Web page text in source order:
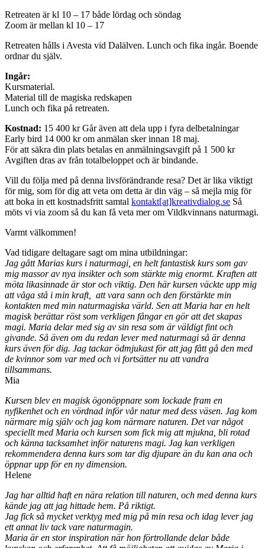
Retreaten är kl 10 – 17 både lördag och söndag
Zoom är mellan kl 10 – 17
Retreaten hålls i Avesta vid Dalälven. Lunch och fika ingår. Boende
ordnar du själv.
Ingår:
Kursmaterial.
Material till de magiska redskapen
Lunch och fika på retreaten.
Kostnad: 15 400 kr Går även att dela upp i fyra delbetalningar
Early bird 14 000 kr om anmälan sker innan 18 maj.
För att säkra din plats betalas en anmälningsavgift på 1 500 kr
Avgiften dras av från totalbeloppet och är bindande.
Vill du följa med på denna livsförändrande resa? Det är lika viktigt
för mig, som för dig att veta om detta är din väg – så mejla mig för
att boka in ett kostnadsfritt samtal kontakt[at]kreativdialog.se Så
möts vi via zoom så du kan få veta mer om Vildkvinnans naturmagi.
Varmt välkommen!
Vad tidigare deltagare sagt om mina utbildningar:
Jag gått Marias kurs i naturmagi, en helt fantastisk kurs som gav
mig massor av nya insikter och som stärkte mig enormt. Kraften att
möta likasinnade är stor och viktig. Den här kursen väckte upp mig
att våga stå i min kraft, att vara sann och den förstärkte min
kontakten med min naturmagiska värld. Sen att Maria har en helt
magisk berättar röst som verkligen fångar en gör att det skapas
magi. Maria delar med sig av sin resa som är väldigt fint och
givande. Så även om du redan lever med naturmagi så är denna
kurs även för dig. Jag tackar ödmjukast för att jag fått gå den med
de kvinnor som var med och vi fortsätter nu att vandra
tillsammans.
Mia
Kursen blev en magisk ögonöppnare som lockade fram en
nyfikenhet och en vördnad inför vår natur med dess väsen. Jag kom
närmare mig själv och jag kom närmare naturen. Det var något
speciellt med Maria och kursen som fick mig att mjukna, bli rotad
och känna tacksamhet inför naturens magi. Jag kan verkligen
rekommendera denna kurs som tar dig djupare än du kan ana och
öppnar upp för en ny dimension.
Helene
Jag har alltid haft en nära relation till naturen, och med denna kurs
kände jag att jag hittade hem. På riktigt.
Jag fick så mycket verktyg med mig på min resa och idag lever jag
ett annat liv tack vare naturmagin.
Maria är en stor inspiration när hon förtrollande delar både